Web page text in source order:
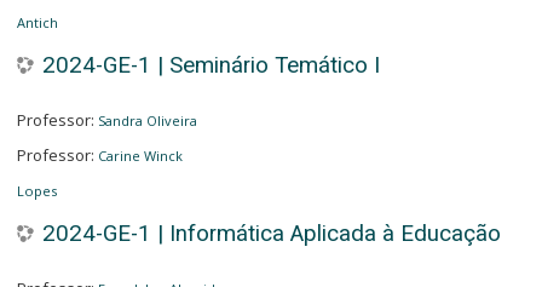
Antich
2024-GE-1 | Seminário Temático I
Professor: Sandra Oliveira
Professor: Carine Winck
Lopes
2024-GE-1 | Informática Aplicada à Educação